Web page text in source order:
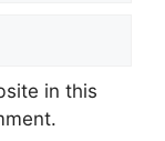
in this